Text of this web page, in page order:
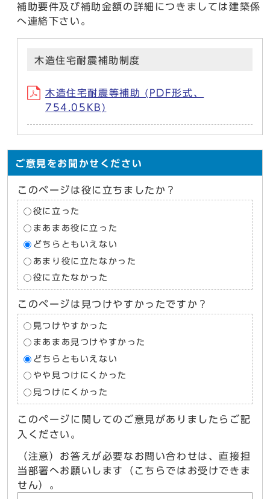
補助要件及び補助金額の詳細につきましては建築係
へ連絡下さい。
木造住宅耐震補助制度
木造住宅耐震等補助 (PDF形式、
754.05KB)
ご意見をお聞かせください
このページは役に立ちましたか？
役に立った
まあまあ役に立った
どちらともいえない
あまり役に立たなかった
役に立たなかった
このページは見つけやすかったですか？
見つけやすかった
まあまあ見つけやすかった
どちらともいえない
やや見つけにくかった
見つけにくかった
このページに関してのご意見がありましたらご記
入ください。
（注意）お答えが必要なお問い合わせは、直接担
当部署へお願いします（こちらではお受けできま
せん）。